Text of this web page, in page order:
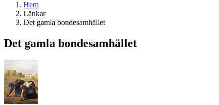
Hem
Länkar
Det gamla bondesamhället
Det gamla bondesamhället